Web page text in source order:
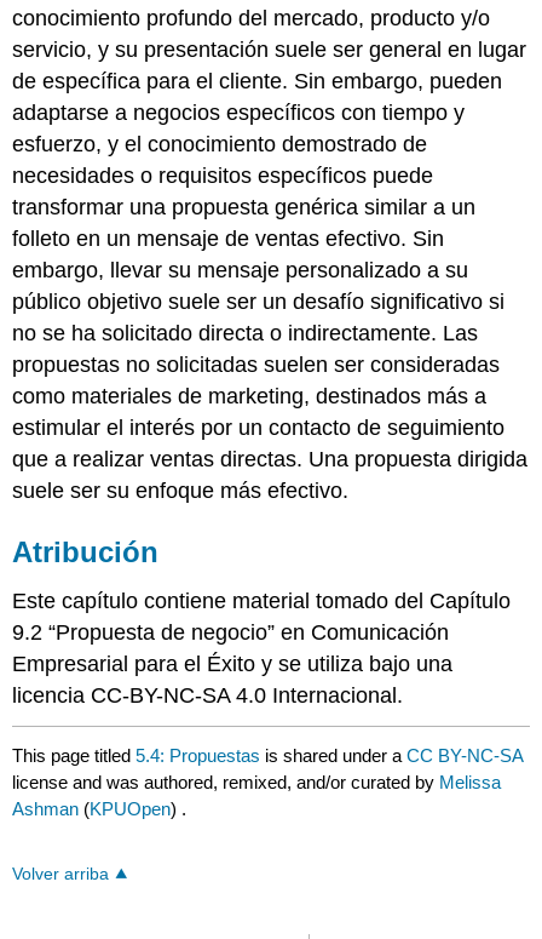
conocimiento profundo del mercado, producto y/o
servicio, y su presentación suele ser general en lugar
de específica para el cliente. Sin embargo, pueden
adaptarse a negocios específicos con tiempo y
esfuerzo, y el conocimiento demostrado de
necesidades o requisitos específicos puede
transformar una propuesta genérica similar a un
folleto en un mensaje de ventas efectivo. Sin
embargo, llevar su mensaje personalizado a su
público objetivo suele ser un desafío significativo si
no se ha solicitado directa o indirectamente. Las
propuestas no solicitadas suelen ser consideradas
como materiales de marketing, destinados más a
estimular el interés por un contacto de seguimiento
que a realizar ventas directas. Una propuesta dirigida
suele ser su enfoque más efectivo.
Atribución
Este capítulo contiene material tomado del Capítulo
9.2 “Propuesta de negocio” en Comunicación
Empresarial para el Éxito y se utiliza bajo una
licencia CC-BY-NC-SA 4.0 Internacional.
This page titled5.4: Propuestas is shared under aCC BY-NC-SA
license and was authored, remixed, and/or curated by Melissa
Ashman (KPUOpen) .
Volver arriba